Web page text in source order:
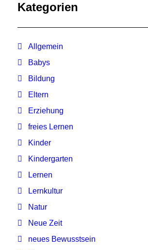
Kategorien
Allgemein
Babys
Bildung
Eltern
Erziehung
freies Lernen
Kinder
Kindergarten
Lernen
Lernkultur
Natur
Neue Zeit
neues Bewusstsein